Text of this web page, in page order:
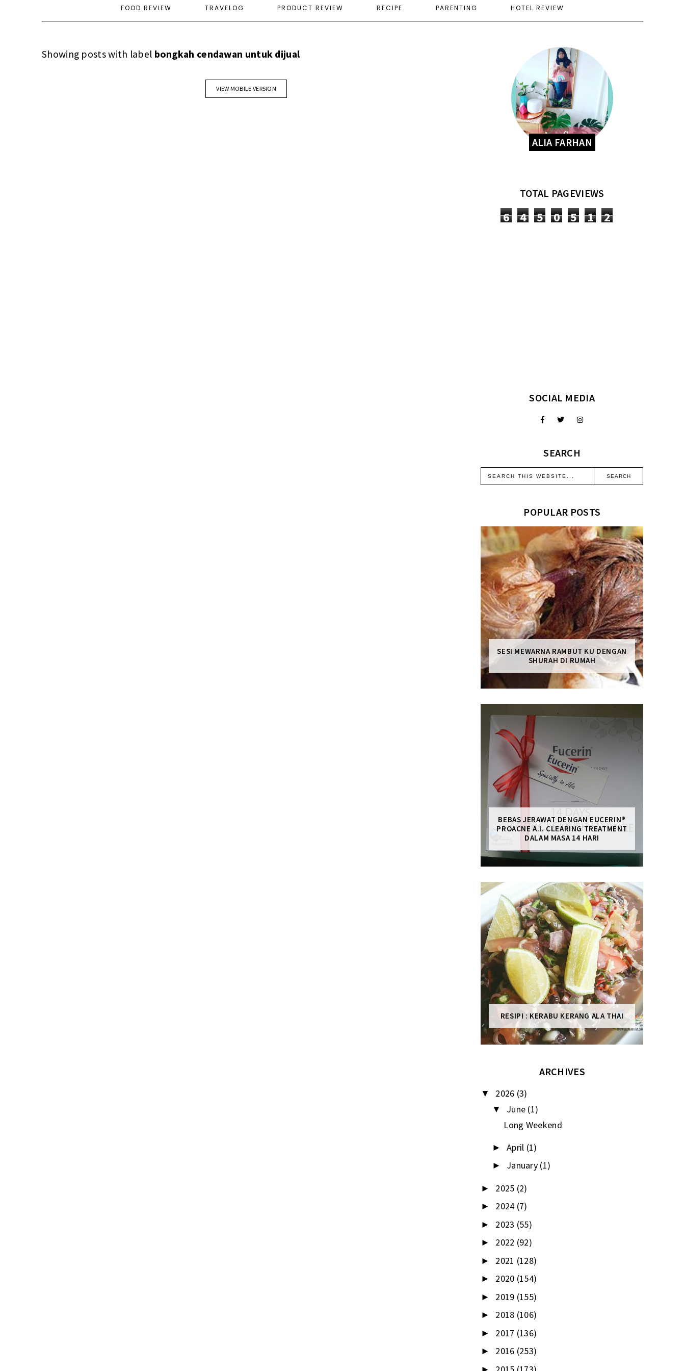
FOOD REVIEW TRAVELOG PRODUCT REVIEW RECIPE PARENTING HOTEL REVIEW
Showing posts with label bongkah cendawan untuk dijual
VIEW MOBILE VERSION
ALIA FARHAN
TOTAL PAGEVIEWS
6 4 5 0 5 1 2
SOCIAL MEDIA
SEARCH
POPULAR POSTS
SESI MEWARNA RAMBUT KU DENGAN
SHURAH DI RUMAH
BEBAS JERAWAT DENGAN EUCERIN®
PROACNE A.I. CLEARING TREATMENT
DALAM MASA 14 HARI
RESIPI : KERABU KERANG ALA THAI
ARCHIVES
▼ 2026 (3)
▼ June (1)
Long Weekend
► April (1)
► January (1)
► 2025 (2)
► 2024 (7)
► 2023 (55)
► 2022 (92)
► 2021 (128)
► 2020 (154)
► 2019 (155)
► 2018 (106)
► 2017 (136)
► 2016 (253)